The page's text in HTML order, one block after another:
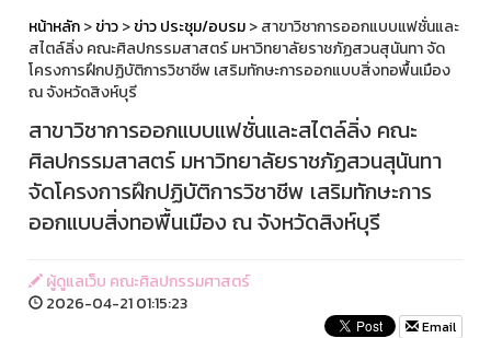
หน้าหลัก>ข่าว>ข่าว ประชุม/อบรม> สาขาวิชาการออกแบบแฟชั่นและ
สไตล์ลิ่ง คณะศิลปกรรมสาสตร์ มหาวิทยาลัยราชภัฏสวนสุนันทา จัด
โครงการฝึกปฏิบัติการวิชาชีพ เสริมทักษะการออกแบบสิ่งทอพื้นเมือง
ณ จังหวัดสิงห์บุรี
สาขาวิชาการออกแบบแฟชั่นและสไตล์ลิ่ง คณะ
ศิลปกรรมสาสตร์ มหาวิทยาลัยราชภัฏสวนสุนันทา
จัดโครงการฝึกปฏิบัติการวิชาชีพ เสริมทักษะการ
ออกแบบสิ่งทอพื้นเมือง ณ จังหวัดสิงห์บุรี
ผู้ดูแลเว็บ คณะศิลปกรรมศาสตร์
2026-04-21 01:15:23
Email